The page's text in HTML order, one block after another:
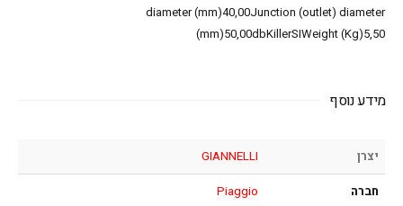
diameter (mm)40,00Junction (outlet) diameter
(mm)50,00dbKillerSIWeight (Kg)5,50
מידע נוסף
יצרן
GIANNELLI
חברה
Piaggio